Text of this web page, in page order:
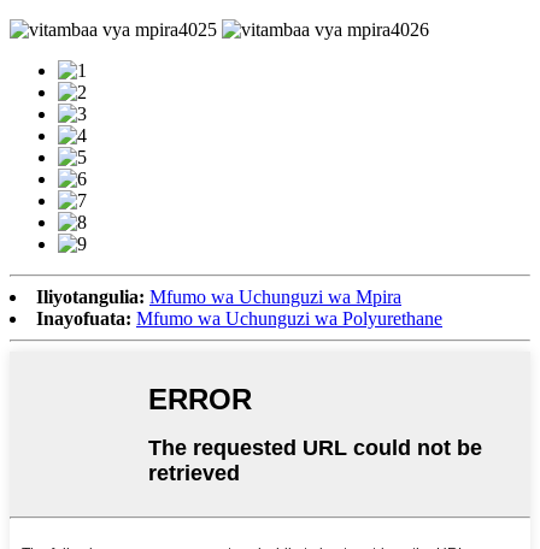
Iliyotangulia: Mfumo wa Uchunguzi wa Mpira
Inayofuata: Mfumo wa Uchunguzi wa Polyurethane